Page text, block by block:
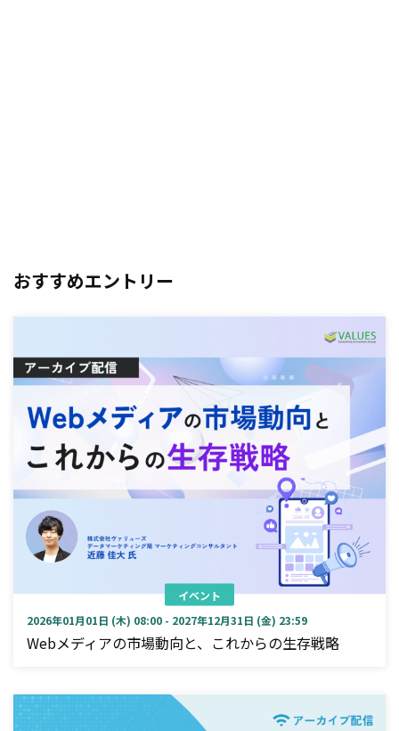
おすすめエントリー
イベント
2026年01月01日 (木) 08:00 - 2027年12月31日 (金) 23:59
Webメディアの市場動向と、これからの生存戦略